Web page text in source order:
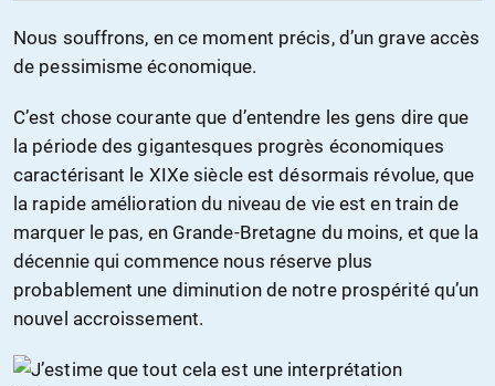
Nous souffrons, en ce moment précis, d’un grave accès
de pessimisme économique.
C’est chose courante que d’entendre les gens dire que
la période des gigantesques progrès économiques
caractérisant le XIXe siècle est désormais révolue, que
la rapide amélioration du niveau de vie est en train de
marquer le pas, en Grande-Bretagne du moins, et que la
décennie qui commence nous réserve plus
probablement une diminution de notre prospérité qu’un
nouvel accroissement.
J’estime que tout cela est une interprétation